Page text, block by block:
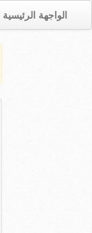
الواجهة الرئيسية